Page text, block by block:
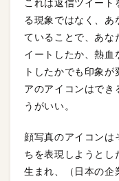
これは返信ツイー
る現象ではなく、あ
ていることで、あな
イートしたか、熱血
トしたかでも印象
アのアイコンはでき
うがいい。
顔写真のアイコンは
ちを表現しようとし
生まれ、（日本の企